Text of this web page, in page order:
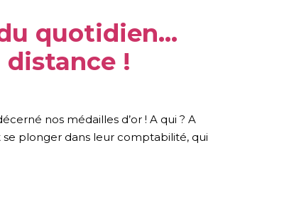
quotidien…
distance !
nos médailles d’or ! A qui ? A
plonger dans leur comptabilité, qui